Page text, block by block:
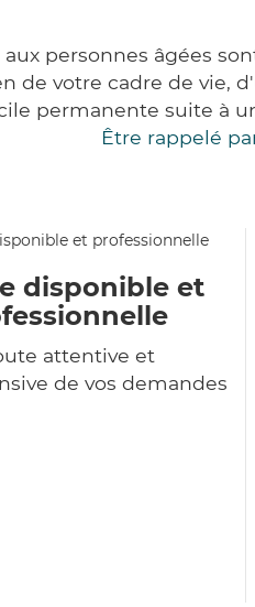
aux personnes âgées
de votre cadre de vie,
permanente suite à
Être rappelé
disponible et
attentive et
de vos demandes